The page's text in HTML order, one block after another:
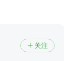
 关注